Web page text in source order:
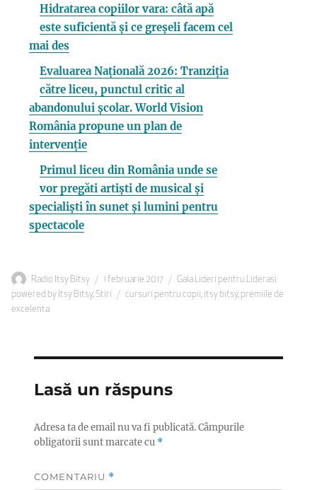
Hidratarea copiilor vara: câtă apă
este suficientă și ce greșeli facem cel
mai des
Evaluarea Națională 2026: Tranziția
către liceu, punctul critic al
abandonului școlar. World Vision
România propune un plan de
intervenție
Primul liceu din România unde se
vor pregăti artiști de musical și
specialiști în sunet și lumini pentru
spectacole
Autor
Radio Itsy Bitsy
Publicat
pe
1 februarie 2017 Categorii
Gala Lideri pentru Liderasi
powered by Itsy Bitsy,Stiri Etichete
cursuri pentru copii, itsy bitsy, premiile de
excelenta
Lasă un răspuns
Adresa ta de email nu va fi publicată.Câmpurile
obligatorii sunt marcate cu *
COMENTARIU *